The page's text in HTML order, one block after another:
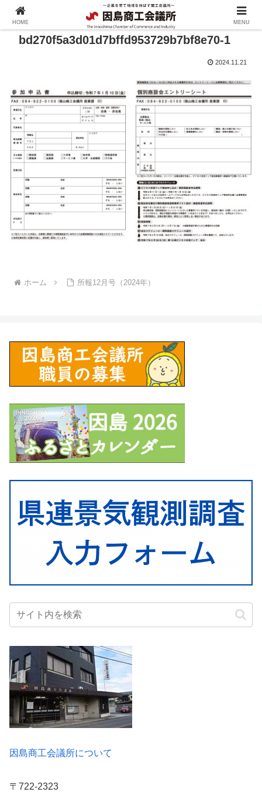
bd270f5a3d01d7bffd953729b7bf8e70-1
2024.11.21
ホーム 所報12月号（2024年）
因島商工会議所について
〒722-2323
HOME MENU